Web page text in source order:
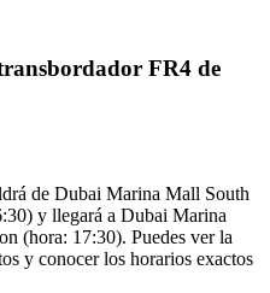
FR4 de
de Dubai Marina Mall South
y llegará a Dubai Marina
(hora: 17:30). Puedes ver la
y conocer los horarios exactos